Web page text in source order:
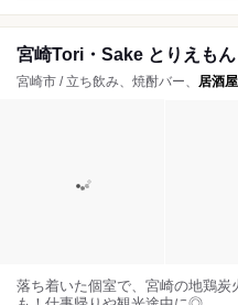
宮崎Tori・Sake とりえもん
宮崎市 / 立ち飲み、焼酎バー、 居酒屋
落ち着いた個室で、宮崎の地鶏